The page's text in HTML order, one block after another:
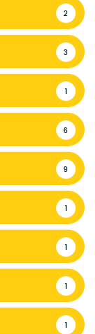
2
3
1
6
9
1
1
1
1